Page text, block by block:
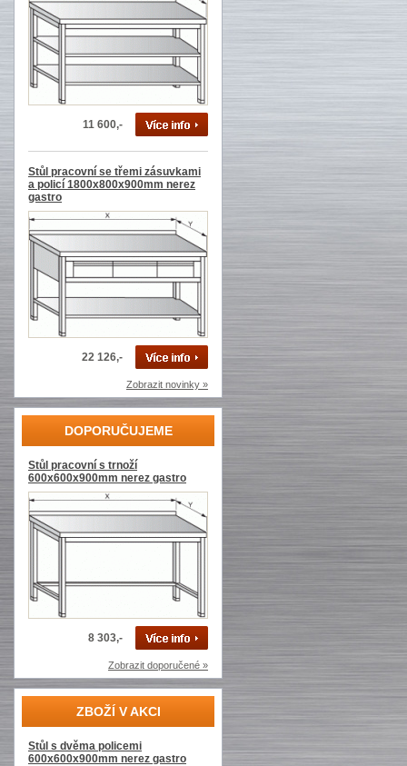
11 600,-
Stůl pracovní se třemi zásuvkami
a policí 1800x800x900mm nerez
gastro
22 126,-
Zobrazit novinky »
DOPORUČUJEME
Stůl pracovní s trnoží
600x600x900mm nerez gastro
8 303,-
Zobrazit doporučené »
ZBOŽÍ V AKCI
Stůl s dvěma policemi
600x600x900mm nerez gastro